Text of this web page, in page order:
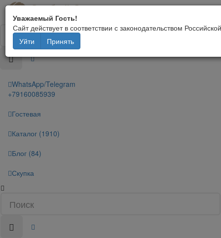
WhatsApp/Telegram
+79160085939
Гостевая
Каталог (1910)
Блог (84)
Скупка
Уважаемый Гость!
Сайт действует в соответствии с законодательством
Уйти
Принять